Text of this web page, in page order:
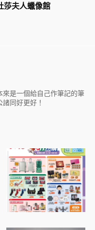
莎夫人蠟像館
是一個給自己作筆記的筆
同好更好！